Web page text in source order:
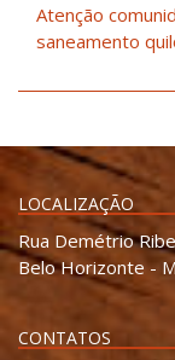
Atenção
saneamento
LOCALIZAÇÃO
Rua Demétrio
Belo Horizonte -
CONTATOS